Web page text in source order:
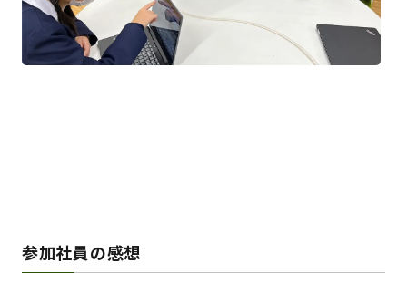
参加社員の感想